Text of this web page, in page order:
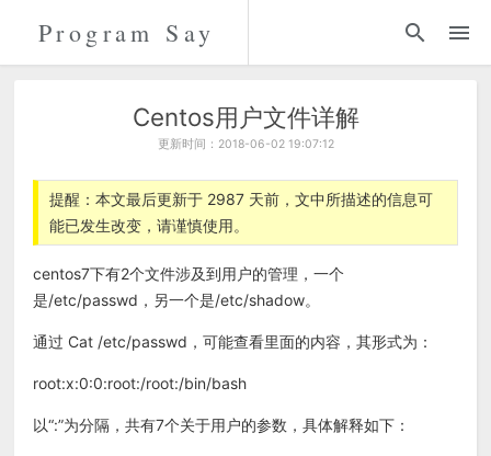
Program Say 代码
Centos用户文件详解
更新时间：2018-06-02 19:07:12
提醒：本文最后更新于 2987 天前，文中所描述的信息可
能已发生改变，请谨慎使用。
centos7下有2个文件涉及到用户的管理，一个
是/etc/passwd，另一个是/etc/shadow。
通过 Cat /etc/passwd，可能查看里面的内容，其形式为：
root:x:0:0:root:/root:/bin/bash
以“:”为分隔，共有7个关于用户的参数，具体解释如下：